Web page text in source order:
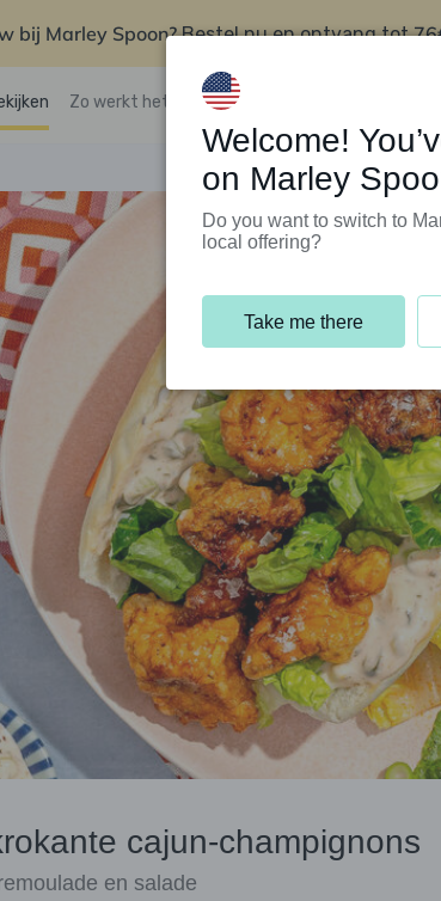
bij Marley Spoon?Bestel nu en ontvang tot
Zo werkt het Klantenservice
cajun-champignons
en salade
Welcome!
on Marley
Do you want to switch to
local offering?
Take me there